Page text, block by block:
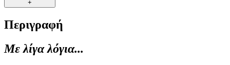
+
Περιγραφή
Με λίγα λόγια...